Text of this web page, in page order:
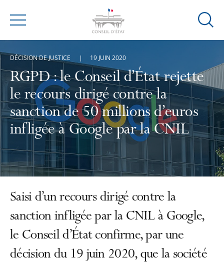
Menu
Ouvrir
RGPD : le Conseil d’État rejette
le recours dirigé contre la
sanction de 50 millions d’euros
infligée à Google par la CNIL
DÉCISION DE JUSTICE 19 JUIN 2020
Saisi d’un recours dirigé contre la
sanction infligée par la CNIL à Google,
le Conseil d’État confirme, par une
décision du 19 juin 2020, que la société